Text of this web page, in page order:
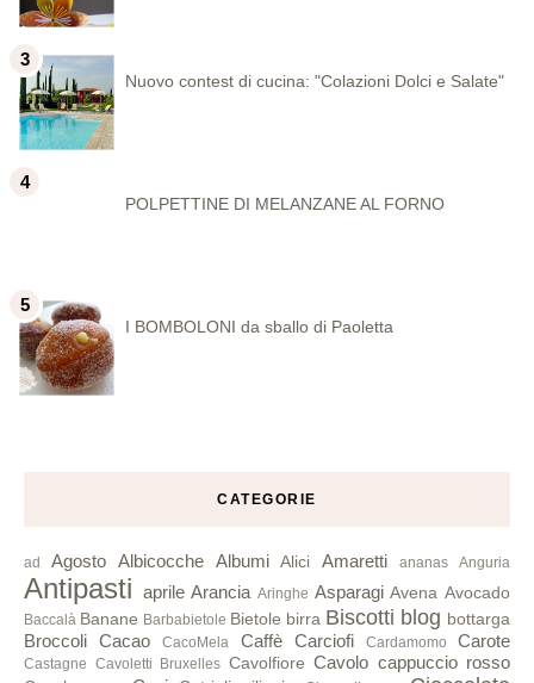
Nuovo contest di cucina: "Colazioni Dolci e Salate"
POLPETTINE DI MELANZANE AL FORNO
I BOMBOLONI da sballo di Paoletta
CATEGORIE
ad Agosto Albicocche Albumi Alici Amaretti ananas Anguria
Antipasti aprile Arancia Aringhe Asparagi Avena Avocado
Baccalà Banane Barbabietole Bietole birra Biscotti blog bottarga
Broccoli Cacao CacoMela Caffè Carciofi Cardamomo Carote
Castagne Cavoletti Bruxelles Cavolfiore Cavolo cappuccio rosso